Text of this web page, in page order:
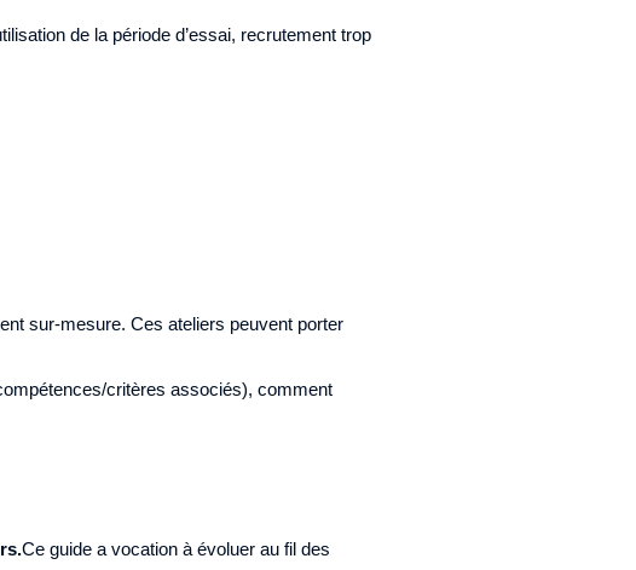
de la période d’essai, recrutement trop
sur-mesure. Ces ateliers peuvent porter
critères associés), comment
Ce guide a vocation à évoluer au fil des